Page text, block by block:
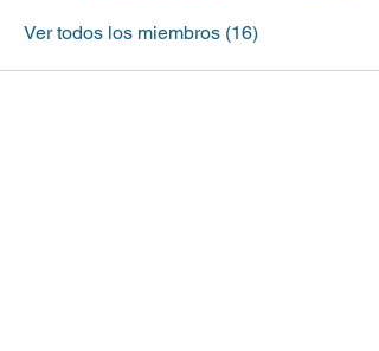
Ver todos los miembros (16)